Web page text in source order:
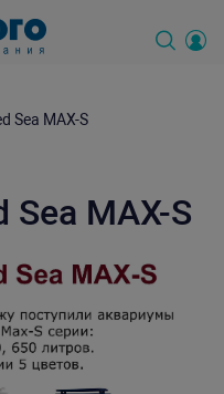
Sea MAX-S
MAX-S